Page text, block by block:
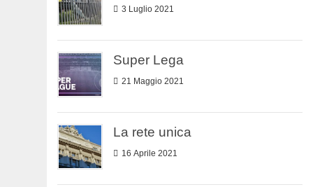
3 Luglio 2021
Super Lega
21 Maggio 2021
La rete unica
16 Aprile 2021